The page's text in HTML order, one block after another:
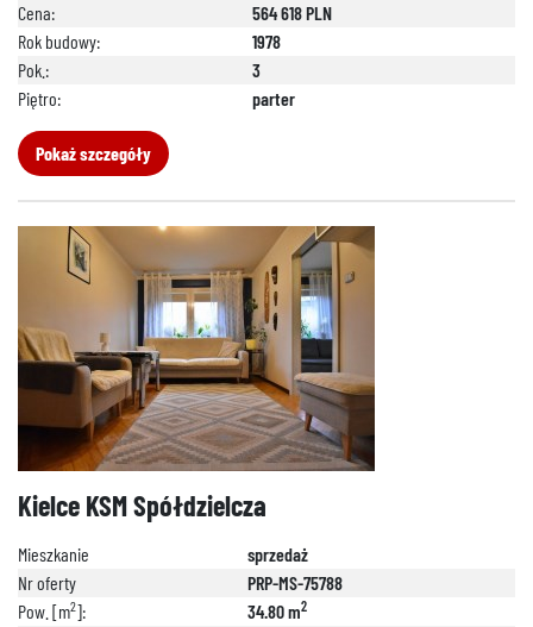
Cena:
564 618 PLN
Rok budowy:
1978
Pok.:
3
Piętro:
parter
Pokaż szczegóły
Kielce KSM Spółdzielcza
Mieszkanie
sprzedaż
Nr oferty
PRP-MS-75788
Pow. [m2]: 34.80 m2